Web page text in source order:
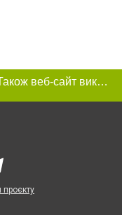
Цей сайт використовує «cookies». Також веб-сайт використовує інтернет-сервіс для збору технічних даних стосовно відвідувачів з метою отримання маркетингової та статистичної інформації. Умови обробки даних відвідувачів сайту див.
проєкту